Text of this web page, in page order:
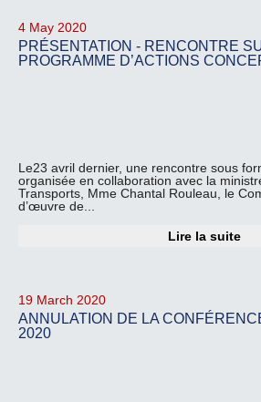
4 May 2020
PRÉSENTATION - RENCONTRE
PROGRAMME D’ACTIONS
Le23 avril dernier, une rencontre sous
organisée en collaboration avec la
Transports, Mme Chantal Rouleau, le
d’œuvre de...
Lire la suite
19 March 2020
ANNULATION DE LA
2020